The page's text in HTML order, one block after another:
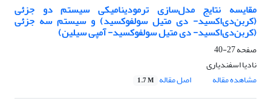
مقایسه نتایج مدل‌سازی ترمودینامیکی سیستم دو جزئی
(کربن‌دی‌اکسید- دی متیل سولفوکسید) و سیستم سه جزئی
(کربن‌دی‌اکسید- دی متیل سولفوکسید- آمپی سیلین)
صفحه27-40
نادیا اسفندیاری
مشاهده مقاله
اصل مقاله 1.7 M